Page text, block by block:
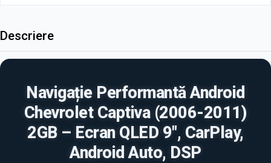
Descriere
Navigație Performantă Android
Chevrolet Captiva (2006-2011)
2GB – Ecran QLED 9", CarPlay,
Android Auto, DSP